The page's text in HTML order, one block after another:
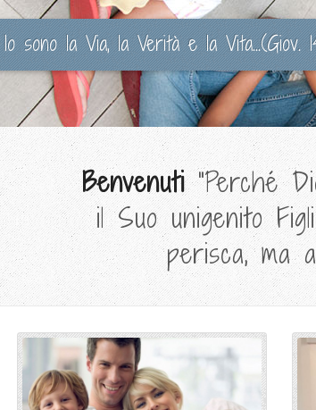
Io sono la Via, la Verità e la Vita...(Giov.
Benvenuti"Perché
il Suo unigenito
perisca, ma